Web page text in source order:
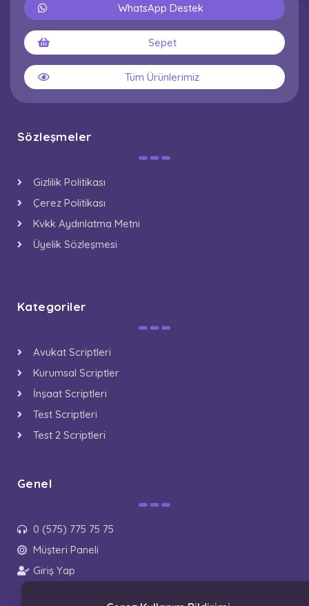
WhatsApp Destek
Sepet
Tüm Ürünlerimiz
Sözleşmeler
Gizlilik Politikası
Çerez Politikası
Kvkk Aydınlatma Metni
Üyelik Sözleşmesi
Kategoriler
Avukat Scriptleri
Kurumsal Scriptler
İnşaat Scriptleri
Test Scriptleri
Test 2 Scriptleri
Genel
0 (575) 775 75 75
Müşteri Paneli
Giriş Yap